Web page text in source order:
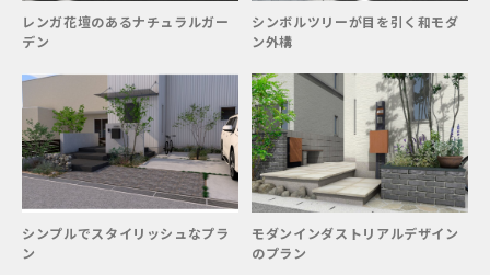
階段／スロープ
駐車1台
駐車2台
駐車3台以上
レンガ花壇のあるナチュラルガー
デン
シンボルツリーが目を引く和モダ
ン外構
シンプルでスタイリッシュなプラ
ン
モダンインダストリアルデザイン
のプラン